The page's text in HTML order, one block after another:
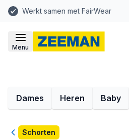
Werkt samen met FairWear
Menu
Dames Heren Baby
TerugSchorten